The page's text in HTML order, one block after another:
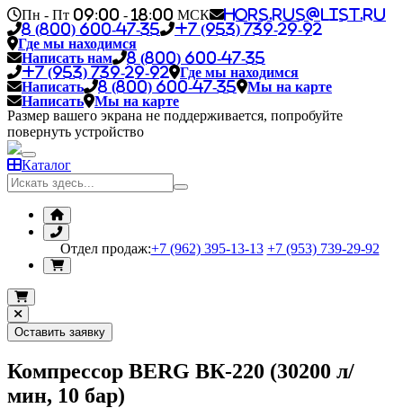
Пн - Пт 09:00 - 18:00 МСК
hors.rus@list.ru
8 (800) 600-47-35
+7 (953) 739-29-92
Где мы находимся
Написать нам
8 (800) 600-47-35
+7 (953) 739-29-92
Где мы находимся
Написать
8 (800) 600-47-35
Мы на карте
Написать
Мы на карте
Размер вашего экрана не поддерживается, попробуйте
повернуть устройство
Каталог
Отдел продаж:+7 (962) 395-13-13 +7 (953) 739-29-92
Оставить заявку
Компрессор BERG ВК-220 (30200 л/
мин, 10 бар)